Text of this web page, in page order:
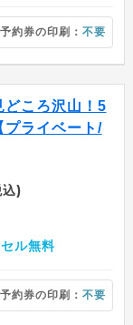
予約券の印刷：不要
どころ沢山！5
プライベート/
)
ル無料
予約券の印刷：不要